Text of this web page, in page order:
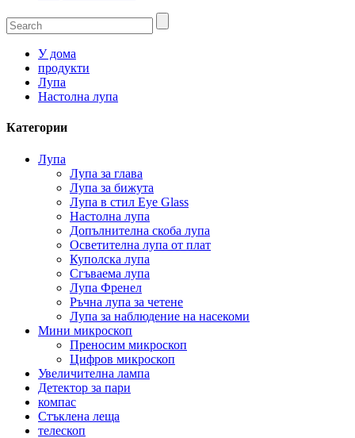
У дома
продукти
Лупа
Настолна лупа
Категории
Лупа
Лупа за глава
Лупа за бижута
Лупа в стил Eye Glass
Настолна лупа
Допълнителна скоба лупа
Осветителна лупа от плат
Куполска лупа
Сгъваема лупа
Лупа Френел
Ръчна лупа за четене
Лупа за наблюдение на насекоми
Мини микроскоп
Преносим микроскоп
Цифров микроскоп
Увеличителна лампа
Детектор за пари
компас
Стъклена леща
телескоп